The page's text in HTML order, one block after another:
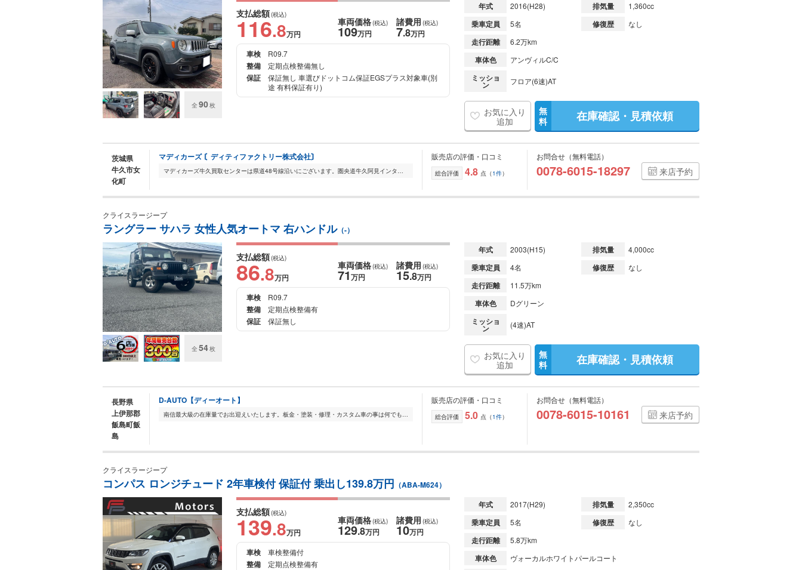
全 90枚
支払総額(税込)
116.8万円
車両価格(税込)
109万円
諸費用 (税込)
7.8万円
車検
R09.7
整備 定期点検整備無し
保証
保証無し 車選びドットコム保証EGSプラス対象車(別
途 有料保証有り)
年式 2016(H28) 排気量 1,360cc
乗車定員 5名 修復歴 なし
走行距離 6.2万km
車体色 アンヴィルC/C
ミッショ
ン フロア(6速)AT
お気に入り
追加
無
料
在庫確認・見積依頼
茨城県
牛久市女
化町
マディカーズ 〘ディティファクトリー株式会社〙
マディカーズ牛久買取センターは県道48号線沿いにございます。圏央道牛久阿見インターから龍ヶ崎方面に出て道なりに6㎞の位置にございます。おおきな落花生の看板がある...
販売店の評価・口コミ
総合評価 4.8 点（1件）
お問合せ（無料電話）
0078-6015-18297 来店予約
クライスラージープ
ラングラー サハラ 女性人気オートマ 右ハンドル（-）
全 54枚
支払総額(税込)
86.8万円
車両価格(税込)
71万円
諸費用 (税込)
15.8万円
車検
R09.7
整備 定期点検整備有
保証 保証無し
年式 2003(H15) 排気量 4,000cc
乗車定員 4名 修復歴 なし
走行距離 11.5万km
車体色 Dグリーン
ミッショ
ン (4速)AT
お気に入り
追加
無
料
在庫確認・見積依頼
長野県
上伊那郡
飯島町飯
島
D-AUTO【ディーオート】
南信最大級の在庫量でお出迎えいたします。板金・塗装・修理・カスタム車の事は何でもやります! タイヤ販売もお任せください! ★オープン記念セール中★ 全車新規オープ...
販売店の評価・口コミ
総合評価 5.0 点（1件）
お問合せ（無料電話）
0078-6015-10161 来店予約
クライスラージープ
コンパス ロンジチュード 2年車検付 保証付 乗出し139.8万円 （ABA-M624）
支払総額(税込)
139.8万円
車両価格(税込)
129.8万円
諸費用 (税込)
10万円
車検
車検整備付
整備 定期点検整備有
年式 2017(H29) 排気量 2,350cc
乗車定員 5名 修復歴 なし
走行距離 5.8万km
車体色 ヴォーカルホワイトパールコート